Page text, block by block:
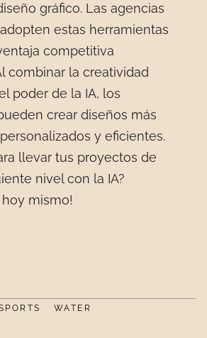
gráfico. Las agencias
estas herramientas
competitiva
combinar la creatividad
poder de la IA, los
crear diseños más
y eficientes.
llevar tus proyectos de
nivel con la IA?
hoy mismo!
WATER